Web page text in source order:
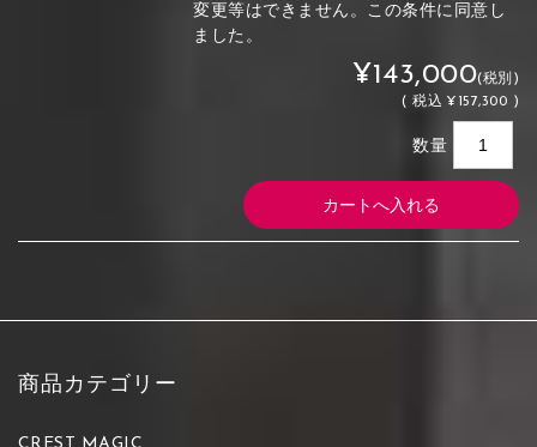
変更等はできません。この条件に同意し
ました。
¥143,000(税別)
(税込 ¥157,300 )
数量
商品カテゴリー